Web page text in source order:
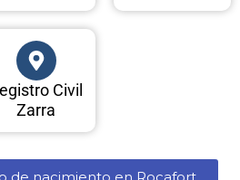
Civil
Zarra